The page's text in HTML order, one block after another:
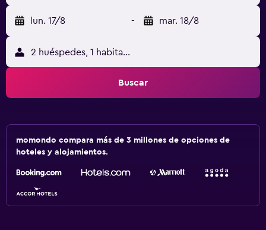
lun. 17/8 - mar. 18/8
2 huéspedes, 1 habitación
Buscar
momondo compara más de 3 millones de opciones de
hoteles y alojamientos.